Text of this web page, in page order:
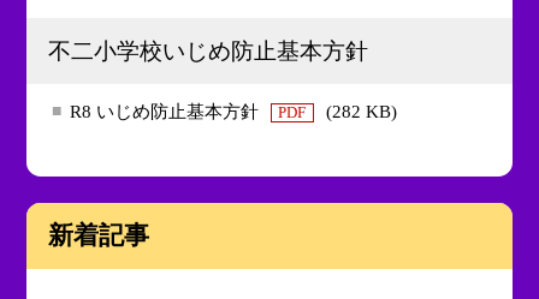
不二小学校いじめ防止基本方針
R8 いじめ防止基本方針 PDF (282 KB)
新着記事